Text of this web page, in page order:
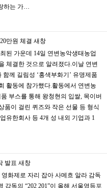
하는 가…
만원 체결 새창
된 가운데 14일 연변농악생태농업
체결한 것으로 알려졌다.이날 연변
께 길림성 ‘홍색부화기’ 유명제품
활동에 참가했다.활동에서 연변농
부스를 통해 왕청현의 입쌀, 목이버
품이 걸린 퀴즈와 작은 선물 등 형식
유한회사 등 4개 성 내외 기업과 1
발표 새창
화제로 자리 잡아 사메흐 알라 감독
감독의 “202 201”이 올해 서울영등포